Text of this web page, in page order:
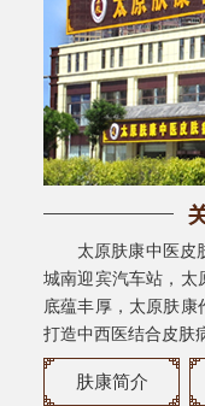
太原肤康中医皮
城南迎宾汽车站，太
底蕴丰厚，太原肤康
打造中西医结合皮肤
肤康简介